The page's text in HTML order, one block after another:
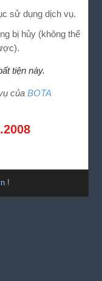
sử dụng dịch vụ.
bị hủy (không thể
tiện này.
của BOTA
!